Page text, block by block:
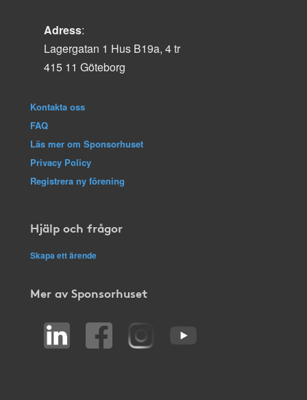
Adress:
Lagergatan 1 Hus B19a, 4 tr
415 11 Göteborg
Kontakta oss
FAQ
Läs mer om Sponsorhuset
Privacy Policy
Registrera ny förening
Hjälp och frågor
Skapa ett ärende
Mer av Sponsorhuset